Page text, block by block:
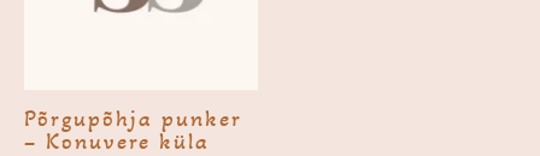
Põrgupõhja punker
– Konuvere küla